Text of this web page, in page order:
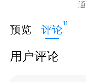
预览 评论11
用户评论